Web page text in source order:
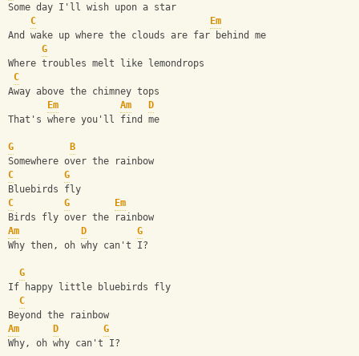
Some day I'll wish upon a star
C
Em
And wake up where the clouds are far behind me
G
Where troubles melt like lemondrops
C
Away above the chimney tops
Em
Am
D
That's where you'll find me
G
B
Somewhere over the rainbow
C
G
Bluebirds fly
C
G
Em
Birds fly over the rainbow
Am
D
G
Why then, oh why can't I?
G
If happy little bluebirds fly
C
Beyond the rainbow
Am
D
G
Why, oh why can't I?